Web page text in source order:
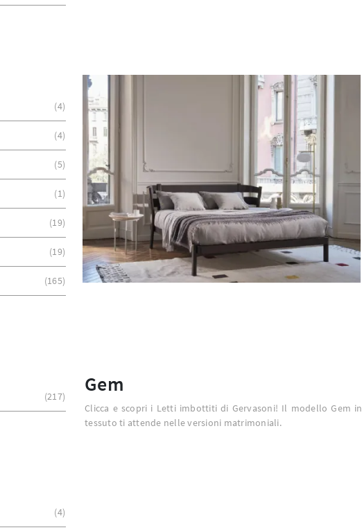
Gem
Clicca e scopri i Letti imbottiti di Gervasoni! Il modello Gem in
tessuto ti attende nelle versioni matrimoniali.
4
4
5
1
19
19
165
217
4